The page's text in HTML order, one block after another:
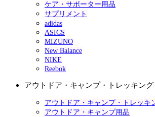
ケア・サポーター用品
サプリメント
adidas
ASICS
MIZUNO
New Balance
NIKE
Reebok
アウトドア・キャンプ・トレッキング
アウトドア・キャンプ・トレッキ
アウトドア・キャンプ用品